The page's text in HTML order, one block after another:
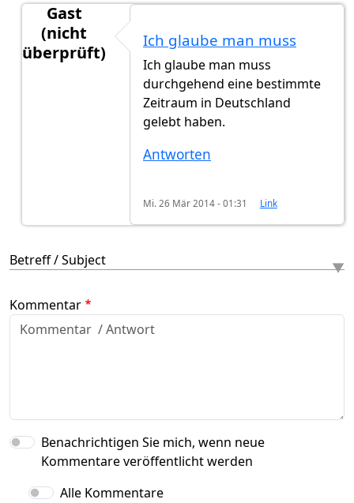
Gast
(nicht
überprüft)
Ich bin verheiratet mitvon
Ich glaube man muss
Ich glaube man muss
durchgehend eine bestimmte
Zeitraum in Deutschland
gelebt haben.
Antworten
Mi. 26 Mär 2014 - 01:31 Link
Betreff / Subject
Kommentar
Benachrichtigen Sie mich, wenn neue
Kommentare veröffentlicht werden
Alle Kommentare